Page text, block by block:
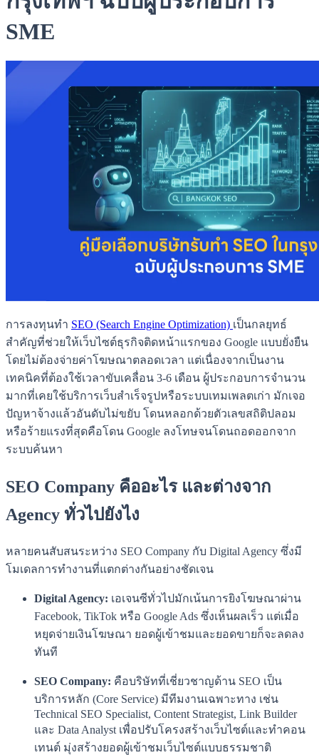
SME
การลงทุนทำ SEO (Search Engine Optimization) เป็นกลยุทธ์
สำคัญที่ช่วยให้เว็บไซต์ธุรกิจติดหน้าแรกของ Google แบบยั่งยืน
โดยไม่ต้องจ่ายค่าโฆษณาตลอดเวลา แต่เนื่องจากเป็นงาน
เทคนิคที่ต้องใช้เวลาขับเคลื่อน 3-6 เดือน ผู้ประกอบการจำนวน
มากที่เคยใช้บริการเว็บสำเร็จรูปหรือระบบเทมเพลตเก่า มักเจอ
ปัญหาจ้างแล้วอันดับไม่ขยับ โดนหลอกด้วยตัวเลขสถิติปลอม
หรือร้ายแรงที่สุดคือโดน Google ลงโทษจนโดนถอดออกจาก
ระบบค้นหา
SEO Company คืออะไร และต่างจาก
Agency ทั่วไปยังไง
หลายคนสับสนระหว่าง SEO Company กับ Digital Agency ซึ่งมี
โมเดลการทำงานที่แตกต่างกันอย่างชัดเจน
Digital Agency: เอเจนซีทั่วไปมักเน้นการยิงโฆษณาผ่าน
Facebook, TikTok หรือ Google Ads ซึ่งเห็นผลเร็ว แต่เมื่อ
หยุดจ่ายเงินโฆษณา ยอดผู้เข้าชมและยอดขายก็จะลดลง
ทันที
SEO Company: คือบริษัทที่เชี่ยวชาญด้าน SEO เป็น
บริการหลัก (Core Service) มีทีมงานเฉพาะทาง เช่น
Technical SEO Specialist, Content Strategist, Link Builder
และ Data Analyst เพื่อปรับโครงสร้างเว็บไซต์และทำคอน
เทนต์ มุ่งสร้างยอดผู้เข้าชมเว็บไซต์แบบธรรมชาติ